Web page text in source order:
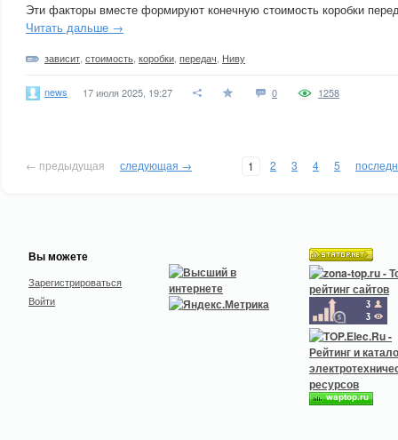
Эти факторы вместе формируют конечную стоимость коробки
Читать дальше →
зависит стоимость коробки передач Ниву
news 17 июля 2025, 19:27 0 1258
← предыдущая следующая → 1 2 3 4 5
Вы можете
Зарегистрироваться
Войти